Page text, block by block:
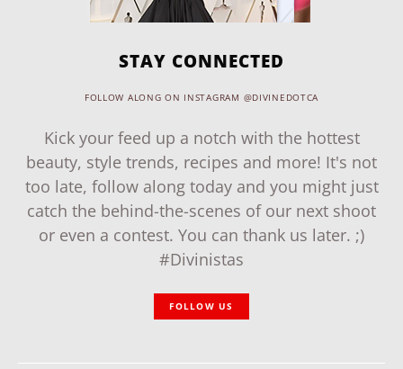
STAY CONNECTED
FOLLOW ALONG ON INSTAGRAM @DIVINEDOTCA
Kick your feed up a notch with the hottest
beauty, style trends, recipes and more! It's not
too late, follow along today and you might just
catch the behind-the-scenes of our next shoot
or even a contest. You can thank us later. ;)
#Divinistas
FOLLOW US